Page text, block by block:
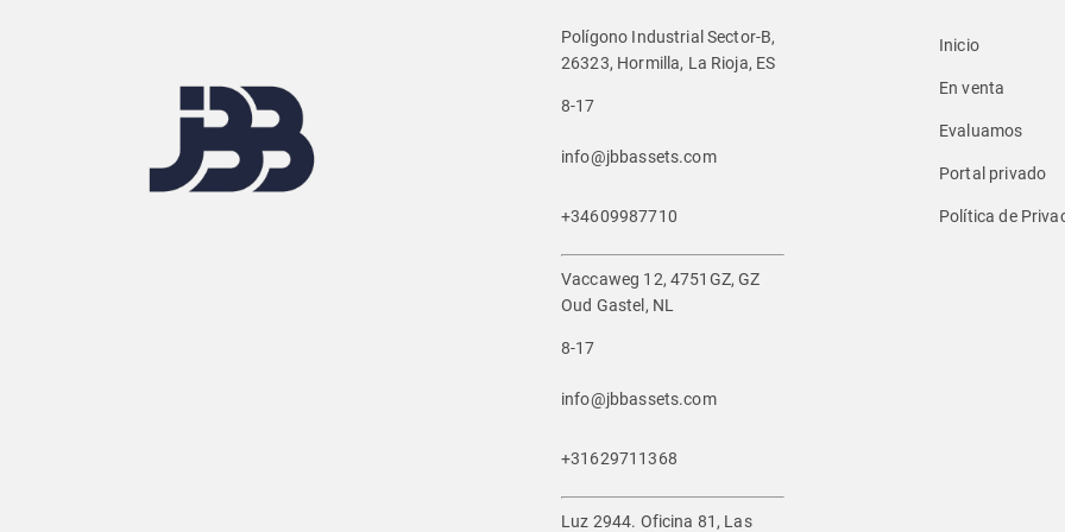
Polígono Industrial Sector-B,
26323, Hormilla, La Rioja, ES
8-17
info@jbbassets.com
+34609987710
Vaccaweg 12, 4751GZ, GZ
Oud Gastel, NL
8-17
info@jbbassets.com
+31629711368
Luz 2944. Oficina 81, Las
Inicio
En venta
Evaluamos
Portal privado
Política de